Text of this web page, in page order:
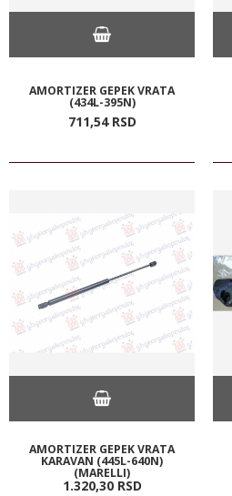
AMORTIZER GEPEK VRATA
(434L-395N)
711,54 RSD
AMORTIZER GEPEK VRATA
KARAVAN (445L-640N)
(MARELLI)
1.320,30 RSD